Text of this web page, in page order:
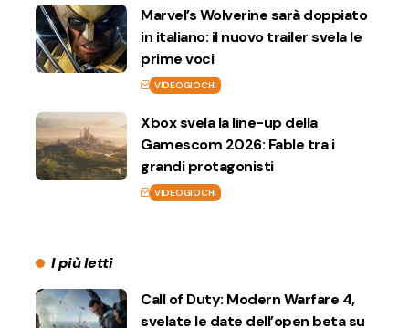
Marvel’s Wolverine sarà doppiato
in italiano: il nuovo trailer svela le
prime voci
VIDEOGIOCHI
Xbox svela la line-up della
Gamescom 2026: Fable tra i
grandi protagonisti
VIDEOGIOCHI
I più letti
Call of Duty: Modern Warfare 4,
svelate le date dell’open beta su